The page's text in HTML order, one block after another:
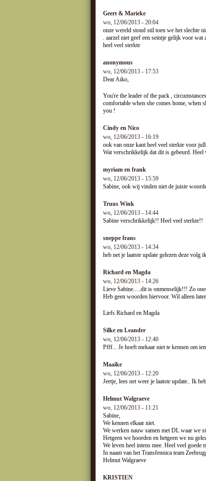
Geert & Marieke
wo, 12/06/2013 - 20:04
onze wereld stond stil toen we het slechte
. aarzel niet geef een seintje gelijk voor
heel veel sterkte
anonymous
wo, 12/06/2013 - 17:53
Dear Aiko,
You're the leader of the pack ,
comfortable when she comes home, when
you !
Cindy en Nico
wo, 12/06/2013 - 16:19
ook van onze kant heel veel sterkte voor
Wat verschrikkelijk dat dit is gebeurd. Heel
myriam en frank
wo, 12/06/2013 - 15:59
Sabine, ook wij vinden niet de juiste
Truus Wink
wo, 12/06/2013 - 14:44
Sabine verschrikkelijk!! Heel veel sterkte!!
sneppe frans
wo, 12/06/2013 - 14:34
heb net je laatste update gelezen deze
Richard en Magda
wo, 12/06/2013 - 14:26
Lieve Sabine.....dit is onmenselijk!!! Zo
Heb geen woorden hiervoor. Wil alleen
Liefs Richard en Magda
Silke en Leander
wo, 12/06/2013 - 12:40
Pfff... Je hoeft mekaar niet te kennen om
Maaike
wo, 12/06/2013 - 12:20
Jeetje, lees net weer je laatste update.. Ik
Helmut Walgraeve
wo, 12/06/2013 - 11:21
Sabine,
We kennen elkaar niet.
We werken nauw samen met DL waar we
Hetgeen we hoorden en hetgeen we nu
We leven heel intens mee. Heel veel goede
In naam van het Transfennica team
Helmut Walgraeve
KRISTIEN